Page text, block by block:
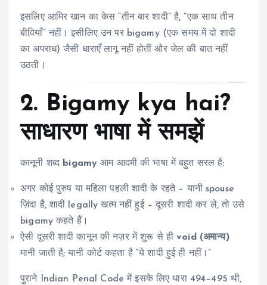
इसलिए आमिर खान का केस “तीन बार शादी” है, “एक साथ तीन
बीवियाँ” नहीं। इसीलिए उन पर bigamy (एक समय में दो शादी
का अपराध) जैसी धाराएँ लागू नहीं होतीं और जेल की बात नहीं
उठती।
2. Bigamy kya hai?
साधारण भाषा में समझें
कानूनी शब्द bigamy आम आदमी की भाषा में बहुत सरल है:
अगर कोई पुरुष या महिला पहली शादी के रहते – यानी spouse
ज़िंदा है, शादी legally खत्म नहीं हुई – दूसरी शादी कर ले, तो उसे
bigamy कहते हैं।
ऐसी दूसरी शादी कानून की नज़र में शुरू से हीvoid (अमान्य)
मानी जाती है; यानी कोर्ट कहता है “ये शादी हुई ही नहीं।”
पुराने Indian Penal Code में इसके लिए धारा 494–495 थी,